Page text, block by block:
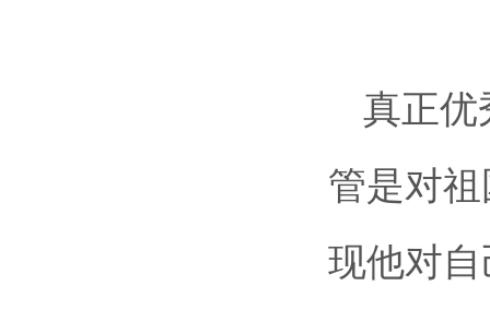
真正优
管是对
现他对